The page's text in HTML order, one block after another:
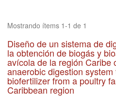
Mostrando ítems 1-1 de 1
Diseño de un sistema de
la obtención de biogás y
avícola de la región Caribe
anaerobic digestion
biofertilizer from a poultry
Caribbean region